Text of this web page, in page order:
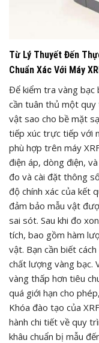
Từ Lý Thuyết Đến
Chuẩn Xác Với Máy
Để kiểm tra vàng bạc
cần tuân thủ một quy
vật sao cho bề mặt
tiếp xúc trực tiếp với
phù hợp trên máy
điện áp, dòng điện,
đo và cài đặt thông
độ chính xác của kết
đảm bảo mẫu vật
sai sót. Sau khi đo
tích, bao gồm hàm
vật. Bạn cần biết
chất lượng vàng bạc.
vàng thấp hơn tiêu
quá giới hạn cho
Khóa đào tạo của
hành chi tiết về quy
khâu chuẩn bị mẫu